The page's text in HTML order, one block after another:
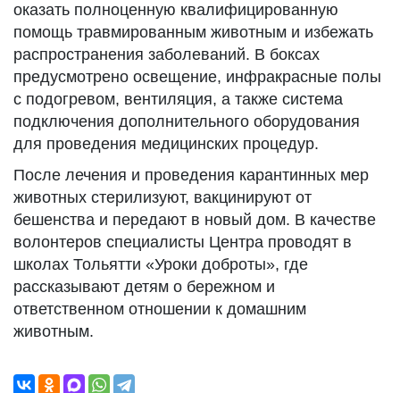
оказать полноценную квалифицированную
помощь травмированным животным и избежать
распространения заболеваний. В боксах
предусмотрено освещение, инфракрасные полы
с подогревом, вентиляция, а также система
подключения дополнительного оборудования
для проведения медицинских процедур.
После лечения и проведения карантинных мер
животных стерилизуют, вакцинируют от
бешенства и передают в новый дом. В качестве
волонтеров специалисты Центра проводят в
школах Тольятти «Уроки доброты», где
рассказывают детям о бережном и
ответственном отношении к домашним
животным.